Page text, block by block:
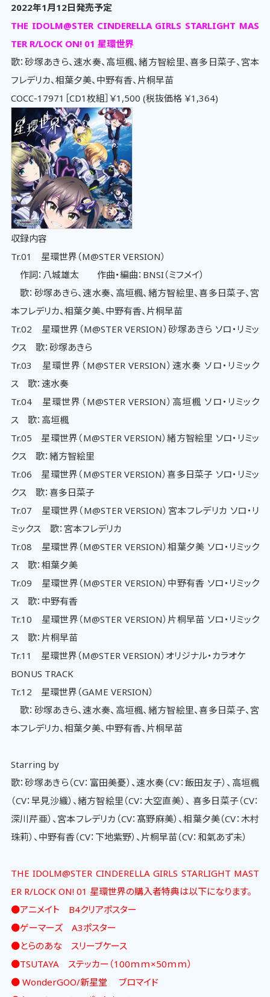
2022年1月12日発売予定
THE IDOLM@STER CINDERELLA GIRLS STARLIGHT MAS
TER R/LOCK ON! 01 星環世界
歌：砂塚あきら、速水奏、高垣楓、緒方智絵里、喜多日菜子、宮本
フレデリカ、相葉夕美、中野有香、片桐早苗
COCC-17971［CD1枚組］￥1,500 (税抜価格 ￥1,364)
収録内容
Tr.01 星環世界（M@STER VERSION）
作詞：八城雄太 作曲・編曲：BNSI（ミフメイ）
歌：砂塚あきら、速水奏、高垣楓、緒方智絵里、喜多日菜子、宮
本フレデリカ、相葉夕美、中野有香、片桐早苗
Tr.02 星環世界（M@STER VERSION）砂塚あきら ソロ・リミッ
クス 歌：砂塚あきら
Tr.03 星環世界（M@STER VERSION）速水奏 ソロ・リミック
ス 歌：速水奏
Tr.04 星環世界（M@STER VERSION）高垣楓 ソロ・リミック
ス 歌：高垣楓
Tr.05 星環世界（M@STER VERSION）緒方智絵里 ソロ・リミッ
クス 歌：緒方智絵里
Tr.06 星環世界（M@STER VERSION）喜多日菜子 ソロ・リミッ
クス 歌：喜多日菜子
Tr.07 星環世界（M@STER VERSION）宮本フレデリカ ソロ・リ
ミックス 歌：宮本フレデリカ
Tr.08 星環世界（M@STER VERSION）相葉夕美 ソロ・リミック
ス 歌：相葉夕美
Tr.09 星環世界（M@STER VERSION）中野有香 ソロ・リミック
ス 歌：中野有香
Tr.10 星環世界（M@STER VERSION）片桐早苗 ソロ・リミック
ス 歌：片桐早苗
Tr.11 星環世界（M@STER VERSION）オリジナル・カラオケ
BONUS TRACK
Tr.12 星環世界（GAME VERSION）
歌：砂塚あきら、速水奏、高垣楓、緒方智絵里、喜多日菜子、宮
本フレデリカ、相葉夕美、中野有香、片桐早苗
Starring by
歌：砂塚あきら（CV：富田美憂）、速水奏（CV：飯田友子）、高垣楓
（CV：早見沙織）、緒方智絵里（CV：大空直美）、 喜多日菜子（CV：
深川芹亜）、宮本フレデリカ（CV：髙野麻美）、相葉夕美（CV：木村
珠莉）、中野有香（CV：下地紫野）、片桐早苗（CV：和氣あず未）
THE IDOLM@STER CINDERELLA GIRLS STARLIGHT MAST
ER R/LOCK ON! 01 星環世界の購入者特典は以下になります。
●アニメイト B4クリアポスター
●ゲーマーズ A3ポスター
●とらのあな スリーブケース
●TSUTAYA ステッカー（100ｍｍ×50ｍｍ）
● WonderGOO/新星堂 ブロマイド